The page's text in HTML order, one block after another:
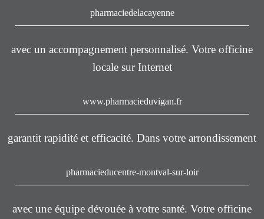
pharmaciedelacayenne
avec un accompagnement personnalisé. Votre officine
locale sur Internet
www.pharmacieduvigan.fr
garantit rapidité et efficacité. Dans votre arrondissement
pharmacieducentre-montval-sur-loir
avec une équipe dévouée à votre santé. Votre officine